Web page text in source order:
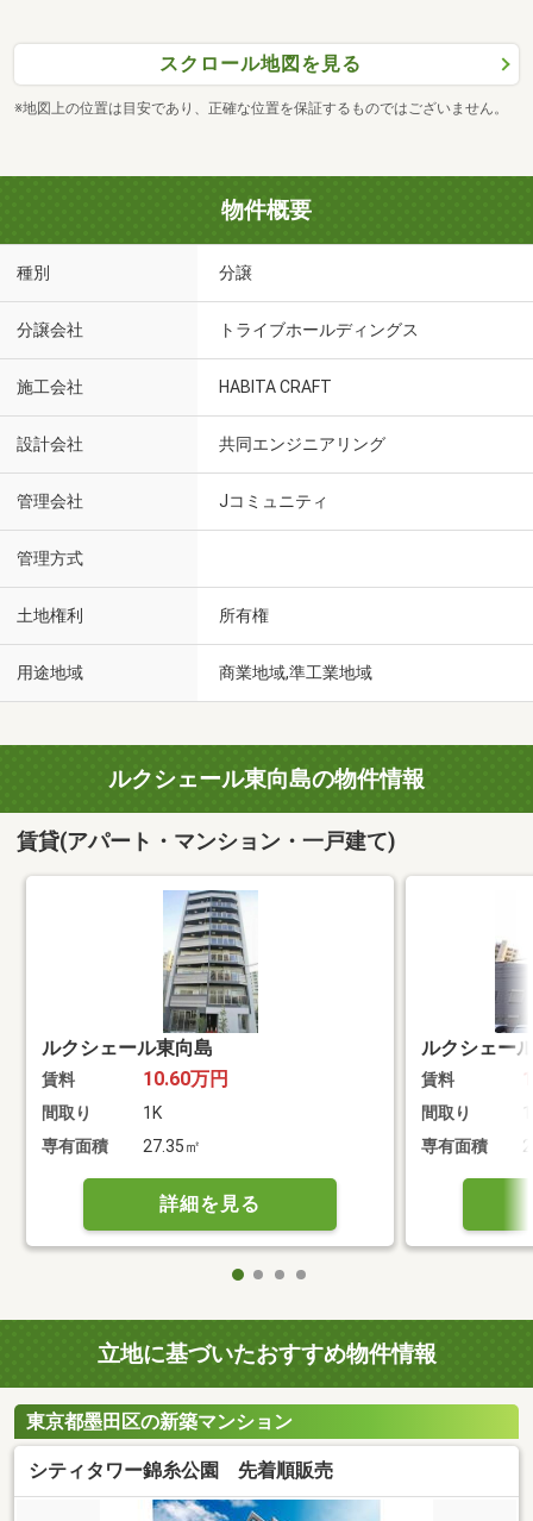
スクロール地図を見る
※地図上の位置は目安であり、正確な位置を保証するものではございません。
物件概要
種別 分譲
分譲会社 トライブホールディングス
施工会社 HABITA CRAFT
設計会社 共同エンジニアリング
管理会社 Jコミュニティ
管理方式
土地権利 所有権
用途地域 商業地域,準工業地域
ルクシェール東向島の物件情報
賃貸(アパート・マンション・一戸建て)
ルクシェール東向島
賃料 10.60万円
間取り
1K
専有面積
27.35㎡
詳細を見る
ルクシェー
賃料
間取り
専有面積
立地に基づいたおすすめ物件情報
東京都墨田区の新築マンション
シティタワー錦糸公園 先着順販売